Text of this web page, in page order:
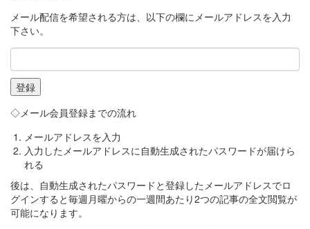
メール配信を希望される方は、以下の欄にメールアドレスを入力
下さい。
◇メール会員登録までの流れ
メールアドレスを入力
入力したメールアドレスに自動生成されたパスワードが届けら
れる
後は、自動生成されたパスワードと登録したメールアドレスでロ
グインすると毎週月曜からの一週間あたり2つの記事の全文閲覧が
可能になります。